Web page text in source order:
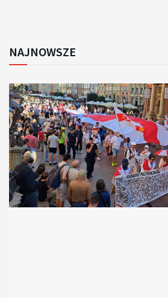
NAJNOWSZE